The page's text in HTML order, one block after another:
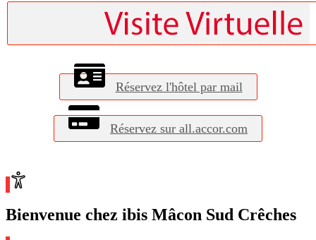
Réservez l'hôtel par mail
Réservez sur all.accor.com
Bienvenue chez ibis Mâcon Sud Crêches